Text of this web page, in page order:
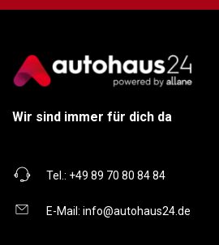
Wir sind immer für dich da
Tel.: +49 89 70 80 84 84
E-Mail: info@autohaus24.de